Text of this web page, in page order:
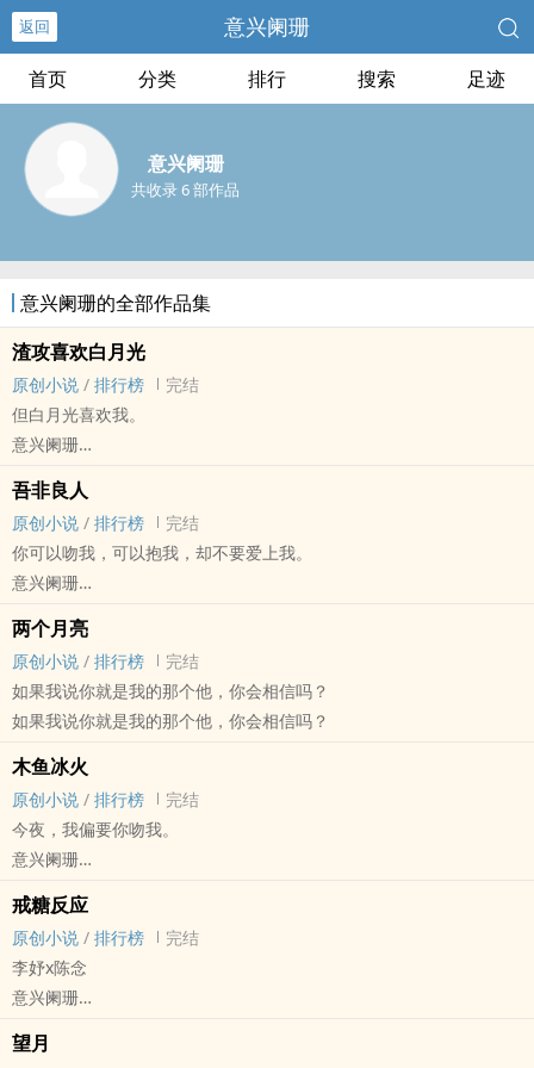
返回 意兴阑珊
首页 分类 排行 搜索 足迹
意兴阑珊
共收录 6 部作品
意兴阑珊的全部作品集
渣攻喜欢白月光
原创小说 / 排行榜
完结
但白月光喜欢我。
意兴阑珊
原创小说 - BL - 短篇 - 完结
现代 - HE - 互攻
燕珣（xún）＆柘（zhè）蘅（héng），互攻，前后按字母表顺序排
的。
前男友24k纯渣不洗白，火葬场伺候，有一定戏份但只为小情侣在一
起服务。
吾非良人
原创小说 / 排行榜
完结
你可以吻我，可以抱我，却不要爱上我。
意兴阑珊
原创小说 - BL - 长篇 - 完结
现代 - HE - 破镜重圆 - 年下
1v1
*‍‎‎炮‍‌友‍‌‎转正文学，攻受都有一定程度心理问题，会慢慢解释
*缘更，很俗很烂，纯属写着开心
*靳言x尚玊
*41~44章有尚玊攻及事前事后的描述，但由于剧情暂未有往互攻方面
发展的迹象所以还没有打上互攻tag，相关章节会在开头打上预警。
两个月亮
原创小说 / 排行榜
完结
如果我说你就是我的那个他，你会相信吗？
如果我说你就是我的那个他，你会相信吗？
木鱼冰火
原创小说 / 排行榜
完结
今夜，我偏要你吻我。
意兴阑珊
完结
戒糖反应
原创小说 / 排行榜
完结
李妤x陈念
意兴阑珊
完结
望月